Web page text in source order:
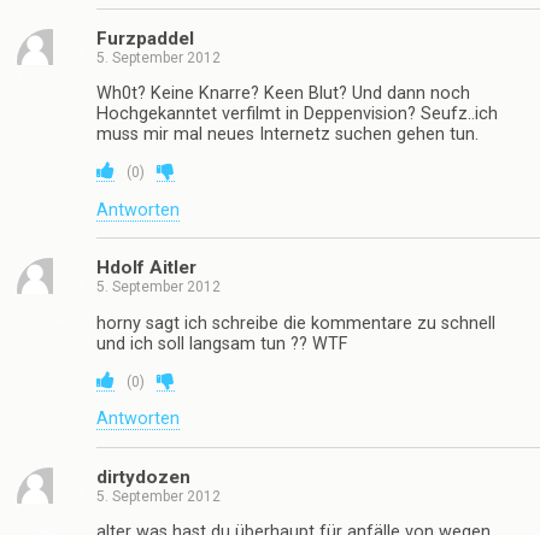
Furzpaddel
5. September 2012
Wh0t? Keine Knarre? Keen Blut? Und dann noch
Hochgekanntet verfilmt in Deppenvision? Seufz..ich
muss mir mal neues Internetz suchen gehen tun.
(0)
Antworten
Hdolf Aitler
5. September 2012
horny sagt ich schreibe die kommentare zu schnell
und ich soll langsam tun ?? WTF
(0)
Antworten
dirtydozen
5. September 2012